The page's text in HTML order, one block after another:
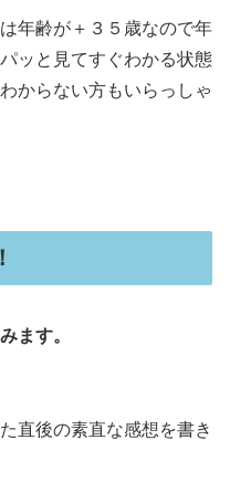
年齢が＋３５歳なので年
ッと見てすぐわかる状態
からない方もいらっしゃ
ます。
直後の素直な感想を書き